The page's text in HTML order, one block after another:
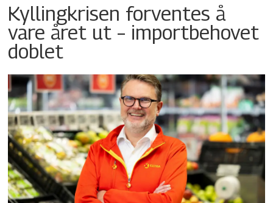
Kyllingkrisen forventes å
vare året ut – importbehovet
doblet